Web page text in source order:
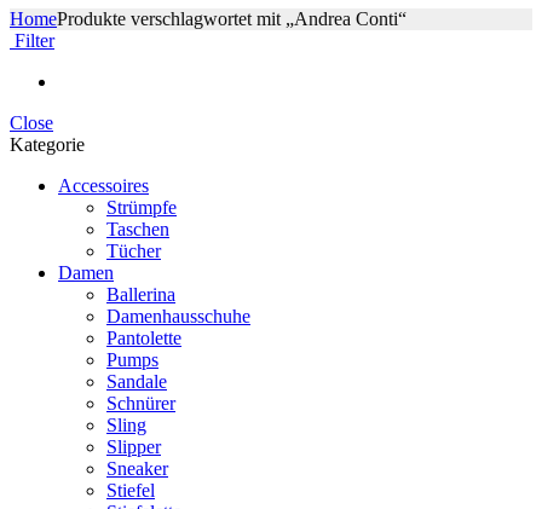
HomeProdukte verschlagwortet mit „Andrea Conti“
Filter
Close
Kategorie
Accessoires
Strümpfe
Taschen
Tücher
Damen
Ballerina
Damenhausschuhe
Pantolette
Pumps
Sandale
Schnürer
Sling
Slipper
Sneaker
Stiefel